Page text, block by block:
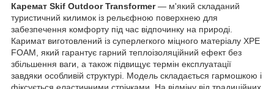
Каремат Skif Outdoor Transformer— м'який складаний
туристичний килимок із рельєфною поверхнею для
забезпечення комфорту під час відпочинку на природі.
Каримат виготовлений із суперлегкого міцного матеріалу XPE
FOAM, який гарантує гарний теплоізоляційний ефект без
збільшення ваги, а також підвищує термін експлуатації
завдяки особливій структурі. Модель складається гармошкою і
фіксується еластичними стрічками. На відміну від традиційних